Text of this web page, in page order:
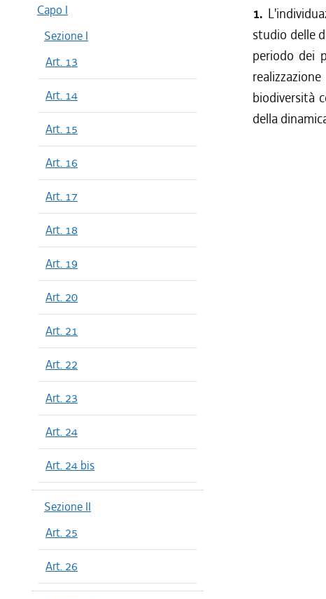
Capo I
Sezione I
Art. 13
Art. 14
Art. 15
Art. 16
Art. 17
Art. 18
Art. 19
Art. 20
Art. 21
Art. 22
Art. 23
Art. 24
Art. 24 bis
Sezione II
Art. 25
Art. 26
1.
studio delle
periodo dei
biodiversità
della